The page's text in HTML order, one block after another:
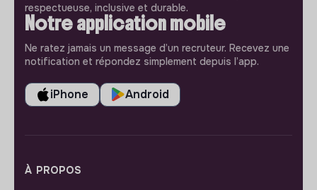
respectueuse, inclusive et durable.
Notre application mobile
Ne ratez jamais un message d’un recruteur. Recevez une
notification et répondez simplement depuis l’app.
iPhone Android
À PROPOS